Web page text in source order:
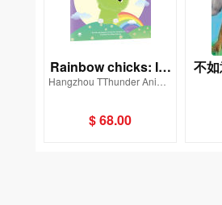
Rainbow chicks: I H
ave Self-control
Hangzhou TThunder Animat
$ 68.00
不